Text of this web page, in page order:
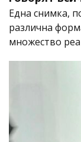
Една снимка,
различна
множество